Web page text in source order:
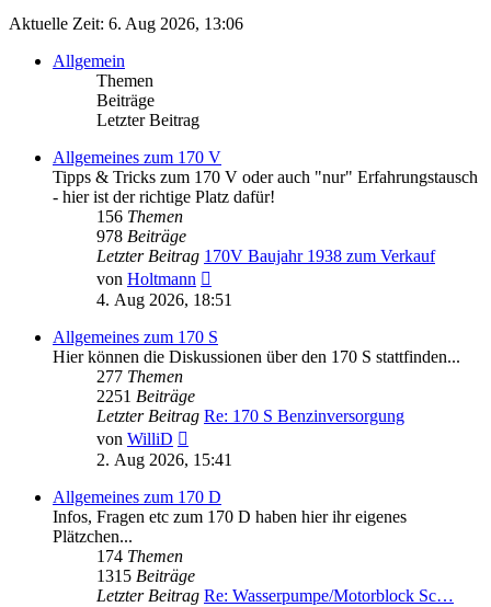
Aktuelle Zeit: 6. Aug 2026, 13:06
Allgemein
Themen
Beiträge
Letzter Beitrag
Allgemeines zum 170 V
Tipps & Tricks zum 170 V oder auch "nur" Erfahrungstausch
- hier ist der richtige Platz dafür!
156 Themen
978 Beiträge
Letzter Beitrag 170V Baujahr 1938 zum Verkauf
von Holtmann
Beitrag
4. Aug 2026, 18:51
Allgemeines zum 170 S
Hier können die Diskussionen über den 170 S stattfinden...
277 Themen
2251 Beiträge
Letzter Beitrag Re: 170 S Benzinversorgung
von WilliD
Beitrag
2. Aug 2026, 15:41
Allgemeines zum 170 D
Infos, Fragen etc zum 170 D haben hier ihr eigenes
Plätzchen...
174 Themen
1315 Beiträge
Letzter Beitrag Re: Wasserpumpe/Motorblock Sc…